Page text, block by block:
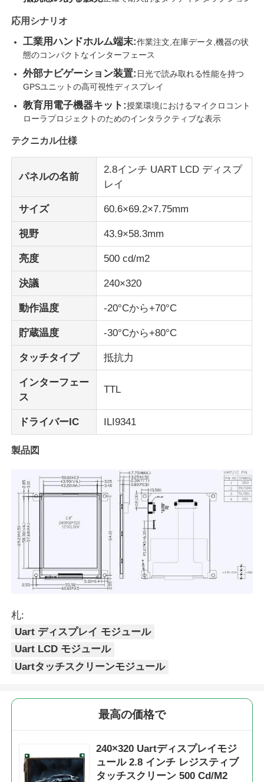
私たちについて
工場見学
品質管理
お問い合わせ
ニュース
事件
TFT LCDディスプレイ
表示IPSのLCD
TFT LCDタッチスクリーン
携帯型LCDモニター
OLEDの表示モジュール
車LCDの表示
円状のLCD画面
LCDのタッチ画面のパネル
UART LCD ディスプレイ
紙のディスプレイ
モノクロムLcdスクリーン
コグLCDモジュール
応用シナリオ
工業用ハンドホルム端末:作業注文,在庫データ,機器の状
態のコンパクトなインターフェース
外部ナビゲーション装置: 日光で読み取れる性能を持つ
GPSユニットの高可視性ディスプレイ
教育用電子機器キット:授業環境におけるマイクロコント
ローラプロジェクトのためのインタラクティブな表示
テクニカル仕様
パネルの名前
2.8インチ UART LCD ディスプ
レイ
サイズ 60.6×69.2×7.75mm
視野 43.9×58.3mm
亮度 500 cd/m2
決議 240×320
動作温度 -20°Cから+70°C
貯蔵温度 -30°Cから+80°C
タッチタイプ 抵抗力
インターフェー
ス
TTL
ドライバーIC ILI9341
製品図
札:
Uart ディスプレイ モジュール
Uart LCD モジュール
Uartタッチスクリーンモジュール
最高の価格で
240×320 Uartディスプレイモジ
ュール 2.8 インチ レジスティブ
タッチスクリーン 500 Cd/M2